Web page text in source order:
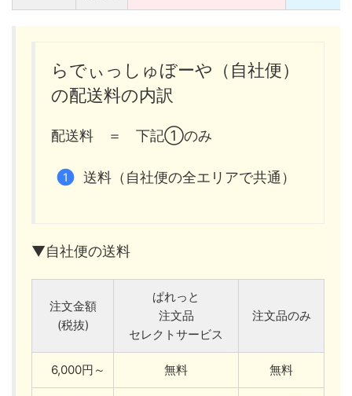
らでぃっしゅぼーや（自社便）
の配送料の内訳
配送料 ＝ 下記①のみ
送料（自社便の全エリアで共通）
▼自社便の送料
注文金額
(税抜)
ぱれっと
注文品
セレクトサービス
注文品のみ
6,000円～ 無料 無料